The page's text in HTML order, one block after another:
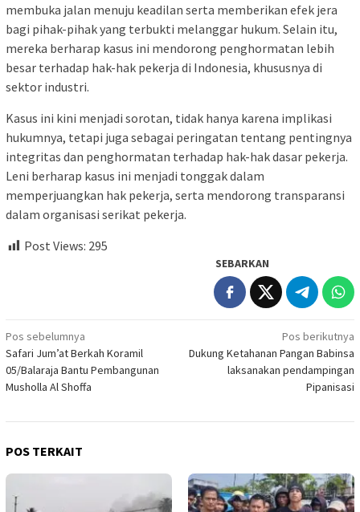
membuka jalan menuju keadilan serta memberikan efek jera
bagi pihak-pihak yang terbukti melanggar hukum. Selain itu,
mereka berharap kasus ini mendorong penghormatan lebih
besar terhadap hak-hak pekerja di Indonesia, khususnya di
sektor industri.
Kasus ini kini menjadi sorotan, tidak hanya karena implikasi
hukumnya, tetapi juga sebagai peringatan tentang pentingnya
integritas dan penghormatan terhadap hak-hak dasar pekerja.
Leni berharap kasus ini menjadi tonggak dalam
memperjuangkan hak pekerja, serta mendorong transparansi
dalam organisasi serikat pekerja.
Post Views: 295
SEBARKAN
Navigasi
pos
Pos sebelumnya
Safari Jum’at Berkah Koramil
05/Balaraja Bantu Pembangunan
Musholla Al Shoffa
Pos berikutnya
Dukung Ketahanan Pangan Babinsa
laksanakan pendampingan
Pipanisasi
POS TERKAIT